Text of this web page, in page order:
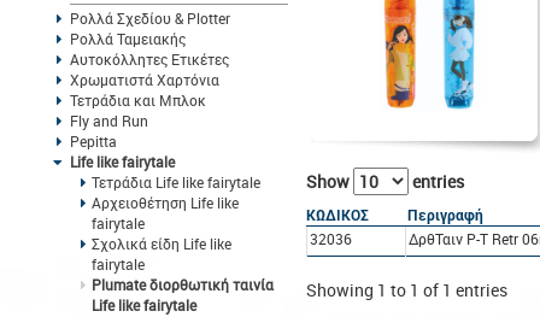
Ρολλά Σχεδίου & Plotter
Ρολλά Ταμειακής
Αυτοκόλλητες Ετικέτες
Χρωματιστά Χαρτόνια
Τετράδια και Μπλοκ
Fly and Run
Pepitta
Life like fairytale
Τετράδια Life like fairytale
Αρχειοθέτηση Life like
fairytale
Σχολικά είδη Life like
fairytale
Plumate διορθωτική ταινία
Life like fairytale
Show entries
ΚΩΔΙΚΟΣ
Περιγραφή
32036
ΔρθΤαιν P-T Retr
Showing 1 to 1 of 1 entries